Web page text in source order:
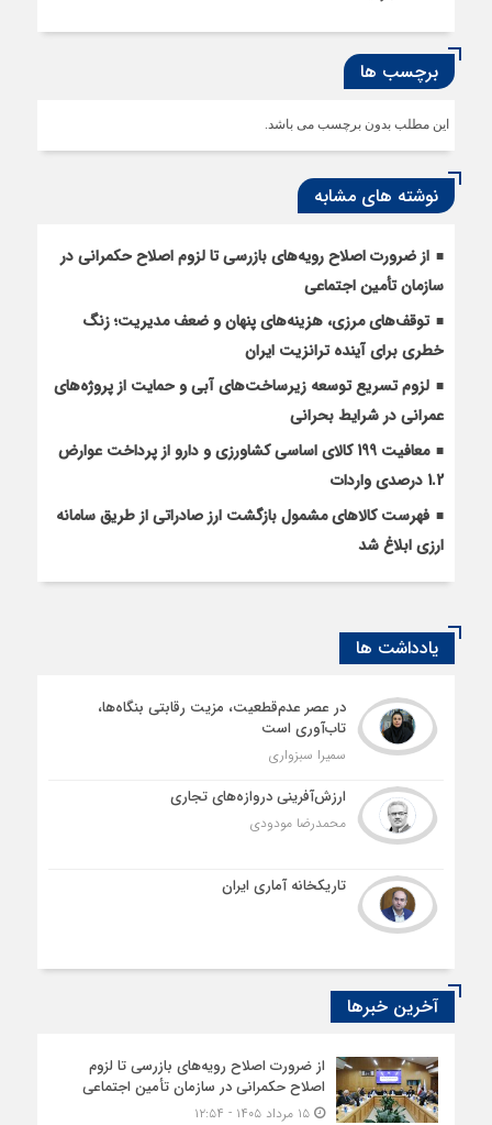
برچسب ها
این مطلب بدون برچسب می باشد.
نوشته های مشابه
از ضرورت اصلاح رویه‌های بازرسی تا لزوم اصلاح حکمرانی در
سازمان تأمین اجتماعی
توقف‌های مرزی، هزینه‌های پنهان و ضعف مدیریت؛ زنگ
خطری برای آینده ترانزیت ایران
لزوم تسریع توسعه زیرساخت‌های آبی و حمایت از پروژه‌های
عمرانی در شرایط بحرانی
معافیت 199 کالای اساسی کشاورزی و دارو از پرداخت عوارض
1.2 درصدی واردات
فهرست کالاهای مشمول بازگشت ارز صادراتی از طریق سامانه
ارزی ابلاغ شد
یادداشت ها
در عصر عدم‌قطعیت، مزیت رقابتی بنگاه‌ها،
تاب‌آوری است
سمیرا سبزواری
ارزش‌آفرینی دروازه‌های تجاری
محمدرضا مودودی
تاریکخانه آماری ایران
آخرین خبرها
از ضرورت اصلاح رویه‌های بازرسی تا لزوم
اصلاح حکمرانی در سازمان تأمین اجتماعی
۱۵ مرداد ۱۴۰۵ - ۱۲:۵۴